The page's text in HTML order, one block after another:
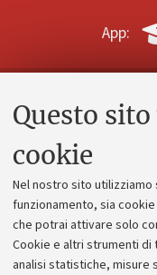
Questo
cookie
Nel nostro sito
funzionamento, sia
che potrai attivare solo
Cookie e altri strumenti
analisi statistiche, misure
App: